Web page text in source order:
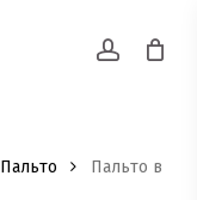
account
Пальто
Пальто в